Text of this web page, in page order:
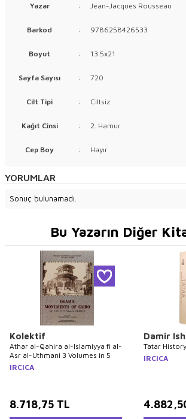
Yazar : Jean-Jacques Rousseau
Barkod : 9786258426533
Boyut : 13.5x21
Sayfa Sayısı : 720
Cilt Tipi : Ciltsiz
Kağıt Cinsi : 2. Hamur
Cep Boy : Hayır
YORUMLAR
Sonuç bulunamadı.
Bu Yazarın Diğer
Kolektif
Athar al-Qahira al-Islamiyya fi al-
Asr al-Uthmani 3 Volumes in 5
IRCICA
8.718,75 TL
Damir
Tatar
IRCICA